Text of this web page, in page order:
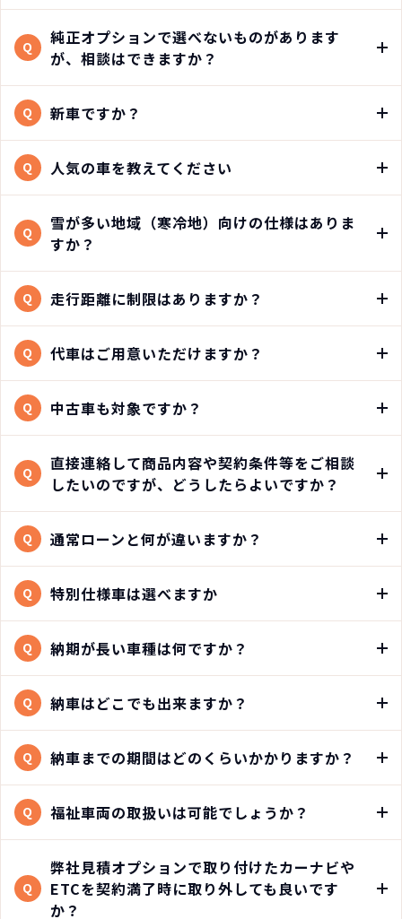
Q
純正オプションで選べないものがあります
が、相談はできますか？
Q 新車ですか？
Q 人気の車を教えてください
Q
雪が多い地域（寒冷地）向けの仕様はありま
すか？
Q 走行距離に制限はありますか？
Q 代車はご用意いただけますか？
Q 中古車も対象ですか？
Q
直接連絡して商品内容や契約条件等をご相談
したいのですが、どうしたらよいですか？
Q 通常ローンと何が違いますか？
Q 特別仕様車は選べますか
Q 納期が長い車種は何ですか？
Q 納車はどこでも出来ますか？
Q 納車までの期間はどのくらいかかりますか？
Q 福祉車両の取扱いは可能でしょうか？
Q
弊社見積オプションで取り付けたカーナビや
ETCを契約満了時に取り外しても良いです
か？